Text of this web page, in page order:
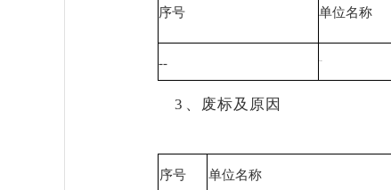
序号 单位名称
-- --
3 、 废标及原因
序号 单位名称